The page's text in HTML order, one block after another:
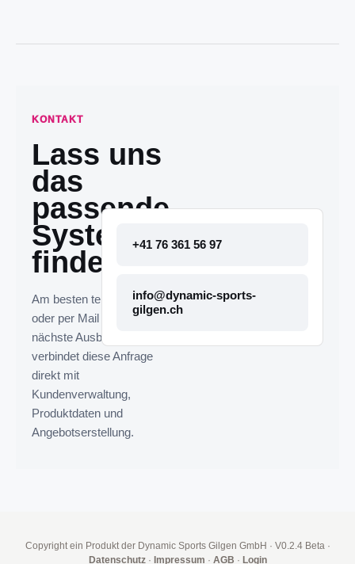
KONTAKT
Lass uns
das
passende
System
finden.
Am besten telefonisch
oder per Mail melden. Die
nächste Ausbaustufe
verbindet diese Anfrage
direkt mit
Kundenverwaltung,
Produktdaten und
Angebotserstellung.
+41 76 361 56 97
info@dynamic-sports-
gilgen.ch
Copyright ein Produkt der Dynamic Sports Gilgen GmbH · V0.2.4 Beta·
Datenschutz· Impressum · AGB · Login